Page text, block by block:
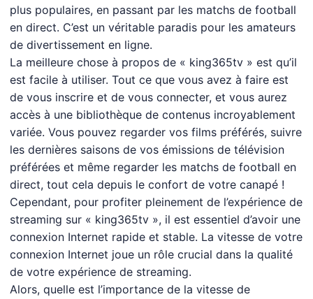
plus populaires, en passant par les matchs de football
en direct. C’est un véritable paradis pour les amateurs
de divertissement en ligne.
La meilleure chose à propos de « king365tv » est qu’il
est facile à utiliser. Tout ce que vous avez à faire est
de vous inscrire et de vous connecter, et vous aurez
accès à une bibliothèque de contenus incroyablement
variée. Vous pouvez regarder vos films préférés, suivre
les dernières saisons de vos émissions de télévision
préférées et même regarder les matchs de football en
direct, tout cela depuis le confort de votre canapé !
Cependant, pour profiter pleinement de l’expérience de
streaming sur « king365tv », il est essentiel d’avoir une
connexion Internet rapide et stable. La vitesse de votre
connexion Internet joue un rôle crucial dans la qualité
de votre expérience de streaming.
Alors, quelle est l’importance de la vitesse de